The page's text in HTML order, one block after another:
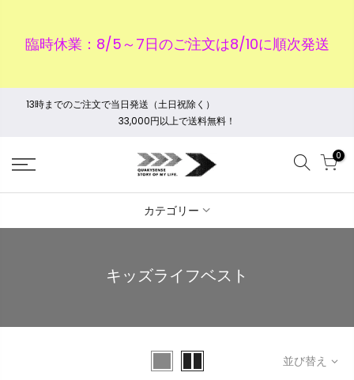
臨時休業：8/5～7日のご注文は8/10に順次発送
13時までのご注文で当日発送（土日祝除く）
33,000円以上で送料無料！
0
カテゴリー
キッズライフベスト
並び替え